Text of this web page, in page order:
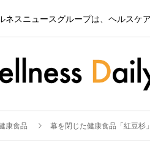
ネスニュースグループは、ヘルスケ
康食品 幕を閉じた健康食品「紅豆